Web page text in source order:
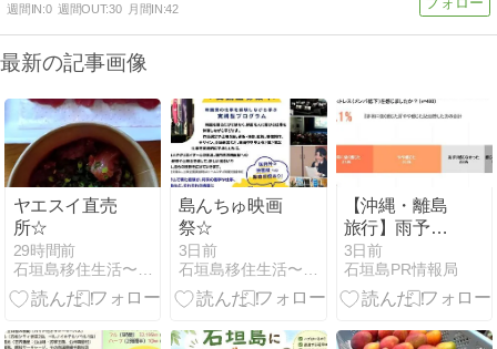
週間IN:0 週間OUT:30 月間IN:42
最新の記事画像
ヤエスイ直売
所☆
29時間前
石垣島移住生活〜Privete Reason〜
島んちゅ映画
祭☆
3日前
石垣島移住生活〜Privete Reason〜
【沖縄・離島
旅行】雨予報
で諦めるのは
もったいな
い？ 約6割が
報ギャップ」
3日前
石垣島PR情報局